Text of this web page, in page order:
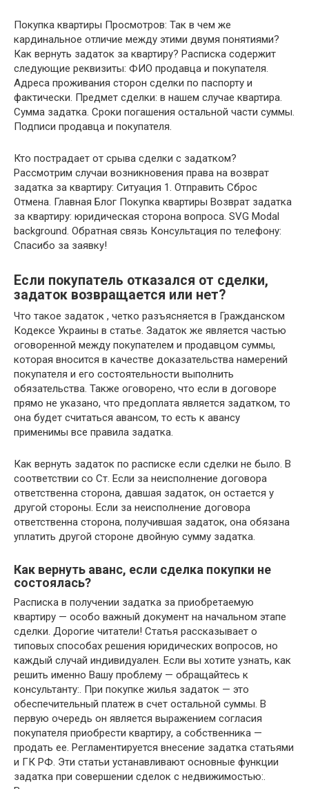
Покупка квартиры Просмотров: Так в чем же
кардинальное отличие между этими двумя понятиями?
Как вернуть задаток за квартиру? Расписка содержит
следующие реквизиты: ФИО продавца и покупателя.
Адреса проживания сторон сделки по паспорту и
фактически. Предмет сделки: в нашем случае квартира.
Сумма задатка. Cроки погашения остальной части суммы.
Подписи продавца и покупателя.
Кто пострадает от срыва сделки с задатком?
Рассмотрим случаи возникновения права на возврат
задатка за квартиру: Ситуация 1. Отправить Сброс
Отмена. Главная Блог Покупка квартиры Возврат задатка
за квартиру: юридическая сторона вопроса. SVG Modal
background. Обратная связь Консультация по телефону:
Спасибо за заявку!
Если покупатель отказался от сделки,
задаток возвращается или нет?
Что такое задаток , четко разъясняется в Гражданском
Кодексе Украины в статье. Задаток же является частью
оговоренной между покупателем и продавцом суммы,
которая вносится в качестве доказательства намерений
покупателя и его состоятельности выполнить
обязательства. Также оговорено, что если в договоре
прямо не указано, что предоплата является задатком, то
она будет считаться авансом, то есть к авансу
применимы все правила задатка.
Как вернуть задаток по расписке если сделки не было. В
соответствии со Ст. Если за неисполнение договора
ответственна сторона, давшая задаток, он остается у
другой стороны. Если за неисполнение договора
ответственна сторона, получившая задаток, она обязана
уплатить другой стороне двойную сумму задатка.
Как вернуть аванс, если сделка покупки не
состоялась?
Расписка в получении задатка за приобретаемую
квартиру — особо важный документ на начальном этапе
сделки. Дорогие читатели! Статья рассказывает о
типовых способах решения юридических вопросов, но
каждый случай индивидуален. Если вы хотите узнать, как
решить именно Вашу проблему — обращайтесь к
консультанту:. При покупке жилья задаток — это
обеспечительный платеж в счет остальной суммы. В
первую очередь он является выражением согласия
покупателя приобрести квартиру, а собственника —
продать ее. Регламентируется внесение задатка статьями
и ГК РФ. Эти статьи устанавливают основные функции
задатка при совершении сделок с недвижимостью:.